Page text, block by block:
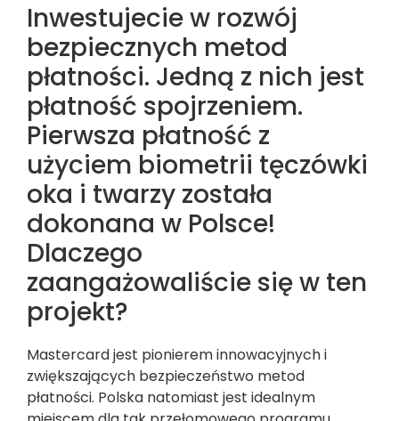
Inwestujecie w rozwój
bezpiecznych metod
płatności. Jedną z nich jest
płatność spojrzeniem.
Pierwsza płatność z
użyciem biometrii tęczówki
oka i twarzy została
dokonana w Polsce!
Dlaczego
zaangażowaliście się w ten
projekt?
Mastercard jest pionierem innowacyjnych i
zwiększających bezpieczeństwo metod
płatności. Polska natomiast jest idealnym